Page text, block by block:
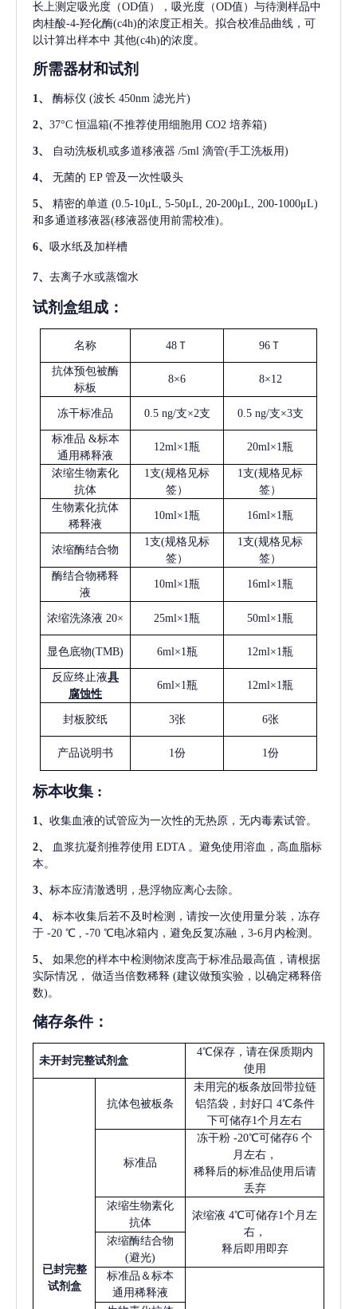
长上测定吸光度（OD值），吸光度（OD值）与待测样品中
肉桂酸-4-羟化酶(c4h)的浓度正相关。拟合校准品曲线，可
以计算出样本中 其他(c4h)的浓度。
所需器材和试剂
1、 酶标仪 (波长 450nm 滤光片)
2、 37°C 恒温箱(不推荐使用细胞用 CO2 培养箱)
3、 自动洗板机或多道移液器 /5ml 滴管(手工洗板用)
4、 无菌的 EP 管及一次性吸头
5、 精密的单道 (0.5-10μL, 5-50μL, 20-200μL, 200-1000μL)
和多通道移液器(移液器使用前需校准)。
6、 吸水纸及加样槽
7、 去离子水或蒸馏水
试剂盒组成：
名称 48Ｔ 96Ｔ
抗体预包被酶
标板
8×6 8×12
冻干标准品 0.5 ng/支×2支 0.5 ng/支×3支
标准品 &标本
通用稀释液
12ml×1瓶 20ml×1瓶
浓缩生物素化
抗体
1支(规格见标
签）
1支(规格见标
签）
生物素化抗体
稀释液
10ml×1瓶 16ml×1瓶
浓缩酶结合物
1支(规格见标
签）
1支(规格见标
签）
酶结合物稀释
液
10ml×1瓶 16ml×1瓶
浓缩洗涤液 20× 25ml×1瓶 50ml×1瓶
显色底物(TMB) 6ml×1瓶 12ml×1瓶
反应终止液具
腐蚀性
6ml×1瓶 12ml×1瓶
封板胶纸 3张 6张
产品说明书 1份 1份
标本收集 :
1、 收集血液的试管应为一次性的无热原，无内毒素试管。
2、 血浆抗凝剂推荐使用 EDTA 。避免使用溶血，高血脂标
本。
3、 标本应清澈透明，悬浮物应离心去除。
4、
标本收集后若不及时检测，请按一次使用量分装，冻存
于 -20 ℃ , -70 ℃电冰箱内，避免反复冻融，3-6月内检测。
5、
如果您的样本中检测物浓度高于标准品最高值，请根据
实际情况，
做适当倍数稀释 (建议做预实验，以确定稀释倍
数)。
储存条件：
未开封完整试剂盒
4℃保存，请在保质期内
使用
已封完整
试剂盒
抗体包被板条
未用完的板条放回带拉链
铝箔袋，封好口 4℃条件
下可储存1个月左右
标准品
冻干粉 -20℃可储存6 个
月左右，
稀释后的标准品使用后请
丢弃
浓缩生物素化
抗体
浓缩液 4℃可储存1个月左
右，
释后即用即弃
浓缩酶结合物
(避光)
标准品＆标本
通用稀释液